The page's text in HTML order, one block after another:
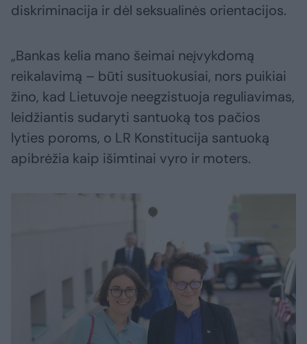
diskriminacija ir dėl seksualinės orientacijos.
„Bankas kelia mano šeimai neįvykdomą
reikalavimą – būti susituokusiai, nors puikiai
žino, kad Lietuvoje neegzistuoja reguliavimas,
leidžiantis sudaryti santuoką tos pačios
lyties poroms, o LR Konstitucija santuoką
apibrėžia kaip išimtinai vyro ir moters.